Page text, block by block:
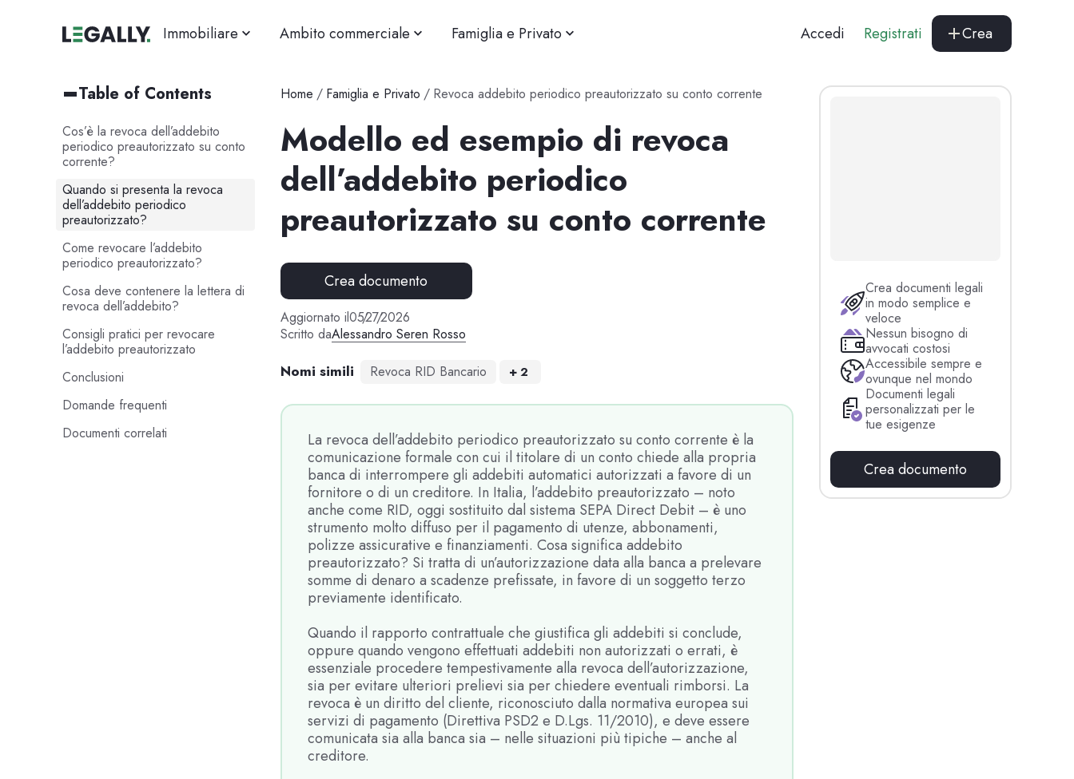
Immobiliare Ambito commerciale Famiglia e Privato Accedi Registrati Crea
Home / Famiglia e Privato / Revoca addebito periodico preautorizzato su conto corrente
Modello ed esempio di revoca
dell’addebito periodico
preautorizzato su conto corrente
Crea documento
Aggiornato il05/27/2026
Scritto daAlessandro Seren Rosso
Nomi simili Revoca RID Bancario +2
Crea documenti legali
in modo semplice e
veloce
Nessun bisogno di
avvocati costosi
Accessibile sempre e
ovunque nel mondo
Documenti legali
personalizzati per le
tue esigenze
Crea documento
La revoca dell’addebito periodico preautorizzato su conto corrente è la
comunicazione formale con cui il titolare di un conto chiede alla propria
banca di interrompere gli addebiti automatici autorizzati a favore di un
fornitore o di un creditore. In Italia, l’addebito preautorizzato – noto
anche come RID, oggi sostituito dal sistema SEPA Direct Debit – è uno
strumento molto diffuso per il pagamento di utenze, abbonamenti,
polizze assicurative e finanziamenti. Cosa significa addebito
preautorizzato? Si tratta di un’autorizzazione data alla banca a prelevare
somme di denaro a scadenze prefissate, in favore di un soggetto terzo
previamente identificato.
Quando il rapporto contrattuale che giustifica gli addebiti si conclude,
oppure quando vengono effettuati addebiti non autorizzati o errati, è
essenziale procedere tempestivamente alla revoca dell’autorizzazione,
sia per evitare ulteriori prelievi sia per chiedere eventuali rimborsi. La
revoca è un diritto del cliente, riconosciuto dalla normativa europea sui
servizi di pagamento (Direttiva PSD2 e D.Lgs. 11/2010), e deve essere
comunicata sia alla banca sia – nelle situazioni più tipiche – anche al
creditore.
Table of Contents
Cos’è la revoca dell’addebito
periodico preautorizzato su conto
corrente?
Quando si presenta la revoca
dell’addebito periodico
preautorizzato?
Come revocare l’addebito
periodico preautorizzato?
Cosa deve contenere la lettera di
revoca dell’addebito?
Consigli pratici per revocare
l’addebito preautorizzato
Conclusioni
Domande frequenti
Documenti correlati